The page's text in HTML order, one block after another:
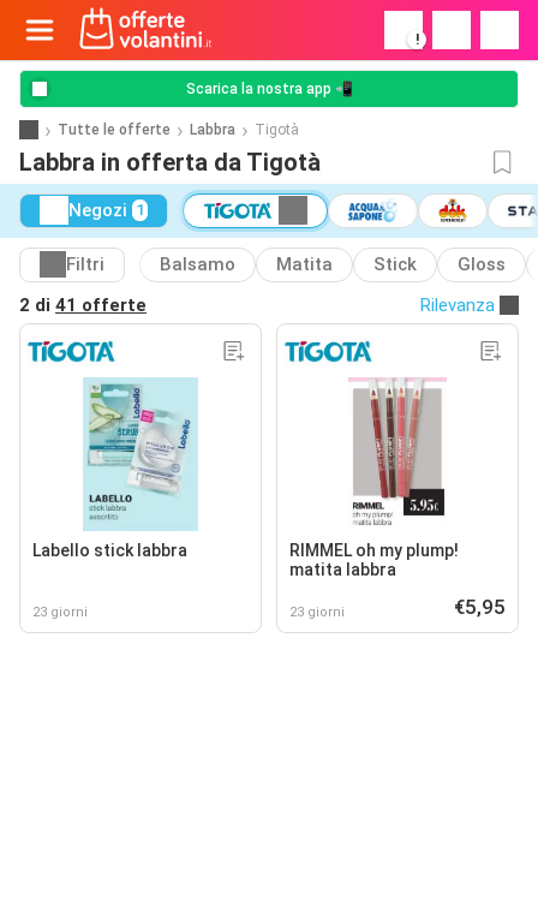
!
Scarica la nostra app 📲
Tutte le offerte Labbra Tigotà
Labbra in offerta da Tigotà
Negozi 1
Filtri Balsamo Matita Stick
Gloss
2 di 41 offerte Rilevanza
Labello stick labbra
23 giorni
RIMMEL oh my plump!
matita labbra
23 giorni €5,95